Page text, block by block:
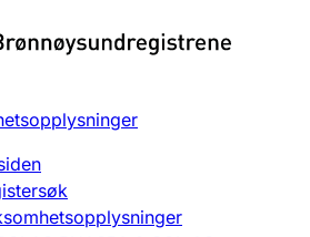
endre, slette